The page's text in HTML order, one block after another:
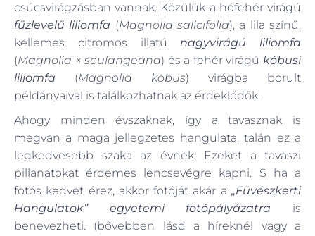
csúcsvirágzásban vannak. Közülük a hófehér virágú
fűzlevelű liliomfa (Magnolia salicifolia), a lila színű,
kellemes citromos illatúnagyvirágú liliomfa
(Magnolia × soulangeana) és a fehér virágúkóbusi
liliomfa (Magnolia kobus) virágba borult
példányaival is találkozhatnak az érdeklődők.
Ahogy minden évszaknak, így a tavasznak is
megvan a maga jellegzetes hangulata, talán ez a
legkedvesebb szaka az évnek. Ezeket a tavaszi
pillanatokat érdemes lencsevégre kapni. S ha a
fotós kedvet érez, akkor fotóját akár a „Füvészkerti
Hangulatok” egyetemi fotópályázatra is
benevezheti. (bővebben lásd a híreknél vagy a